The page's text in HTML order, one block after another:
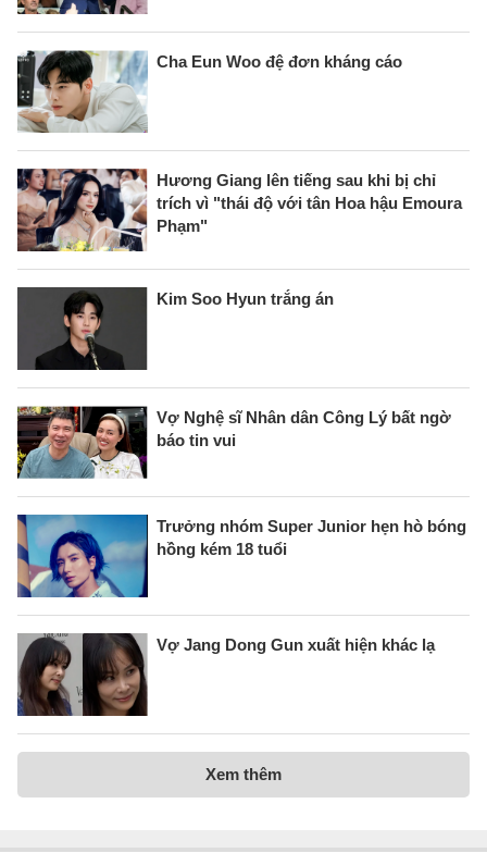
Cha Eun Woo đệ đơn kháng cáo
Hương Giang lên tiếng sau khi bị chỉ
trích vì "thái độ với tân Hoa hậu Emoura
Phạm"
Kim Soo Hyun trắng án
Vợ Nghệ sĩ Nhân dân Công Lý bất ngờ
báo tin vui
Trưởng nhóm Super Junior hẹn hò bóng
hồng kém 18 tuổi
Vợ Jang Dong Gun xuất hiện khác lạ
Xem thêm